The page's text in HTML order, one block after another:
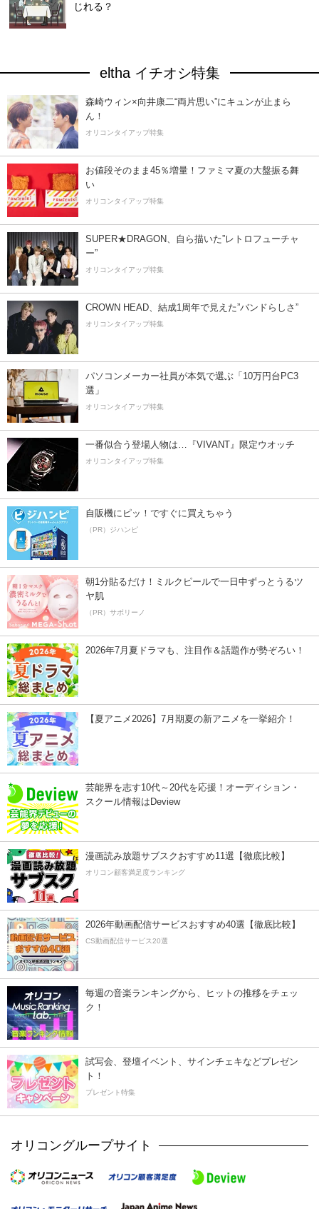
じれる？
eltha イチオシ特集
森崎ウィン×向井康二“両片思い”にキュンが止まら
ん！
オリコンタイアップ特集
お値段そのまま45％増量！ファミマ夏の大盤振る舞
い
オリコンタイアップ特集
SUPER★DRAGON、自ら描いた”レトロフューチャ
ー”
オリコンタイアップ特集
CROWN HEAD、結成1周年で見えた”バンドらしさ”
オリコンタイアップ特集
パソコンメーカー社員が本気で選ぶ「10万円台PC3
選」
オリコンタイアップ特集
一番似合う登場人物は…『VIVANT』限定ウオッチ
オリコンタイアップ特集
自販機にピッ！ですぐに買えちゃう
（PR）ジハンピ
朝1分貼るだけ！ミルクピールで一日中ずっとうるツ
ヤ肌
（PR）サボリーノ
2026年7月夏ドラマも、注目作＆話題作が勢ぞろい！
【夏アニメ2026】7月期夏の新アニメを一挙紹介！
芸能界を志す10代～20代を応援！オーディション・
スクール情報はDeview
漫画読み放題サブスクおすすめ11選【徹底比較】
オリコン顧客満足度ランキング
2026年動画配信サービスおすすめ40選【徹底比較】
CS動画配信サービス20選
毎週の音楽ランキングから、ヒットの推移をチェッ
ク！
試写会、登壇イベント、サインチェキなどプレゼン
ト！
プレゼント特集
オリコングループサイト